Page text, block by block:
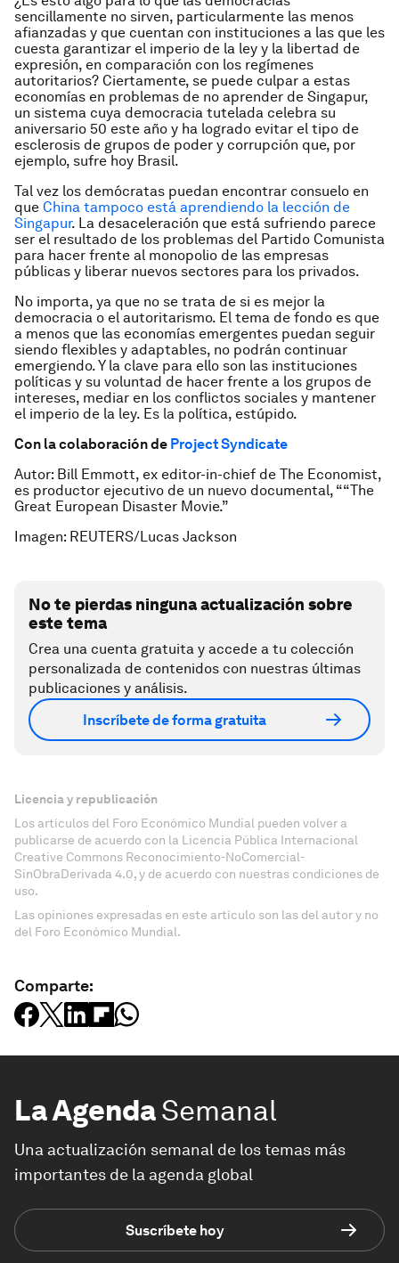
sencillamente no sirven, particularmente las menos
afianzadas y que cuentan con instituciones a las que les
cuesta garantizar el imperio de la ley y la libertad de
expresión, en comparación con los regímenes
autoritarios? Ciertamente, se puede culpar a estas
economías en problemas de no aprender de Singapur,
un sistema cuya democracia tutelada celebra su
aniversario 50 este año y ha logrado evitar el tipo de
esclerosis de grupos de poder y corrupción que, por
ejemplo, sufre hoy Brasil.
Tal vez los demócratas puedan encontrar consuelo en
que China tampoco está aprendiendo la lección de
Singapur. La desaceleración que está sufriendo parece
ser el resultado de los problemas del Partido Comunista
para hacer frente al monopolio de las empresas
públicas y liberar nuevos sectores para los privados.
No importa, ya que no se trata de si es mejor la
democracia o el autoritarismo. El tema de fondo es que
a menos que las economías emergentes puedan seguir
siendo flexibles y adaptables, no podrán continuar
emergiendo. Y la clave para ello son las instituciones
políticas y su voluntad de hacer frente a los grupos de
intereses, mediar en los conflictos sociales y mantener
el imperio de la ley. Es la política, estúpido.
Con la colaboración de Project Syndicate
Autor: Bill Emmott, ex editor-in-chief de The Economist,
es productor ejecutivo de un nuevo documental, ““The
Great European Disaster Movie.”
Imagen: REUTERS/Lucas Jackson
No te pierdas ninguna actualización sobre
este tema
Crea una cuenta gratuita y accede a tu colección
personalizada de contenidos con nuestras últimas
publicaciones y análisis.
Inscríbete de forma gratuita
Licencia y republicación
Los artículos del Foro Económico Mundial pueden volver a
publicarse de acuerdo con la Licencia Pública Internacional
Creative Commons Reconocimiento-NoComercial-
SinObraDerivada 4.0, y de acuerdo con nuestras condiciones de
uso.
Las opiniones expresadas en este artículo son las del autor y no
del Foro Económico Mundial.
Comparte:
La AgendaSemanal
Una actualización semanal de los temas más
importantes de la agenda global
Suscríbete hoy